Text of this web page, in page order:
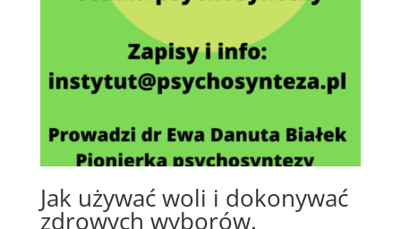
Jak używać woli i dokonywać
zdrowych wyborów.